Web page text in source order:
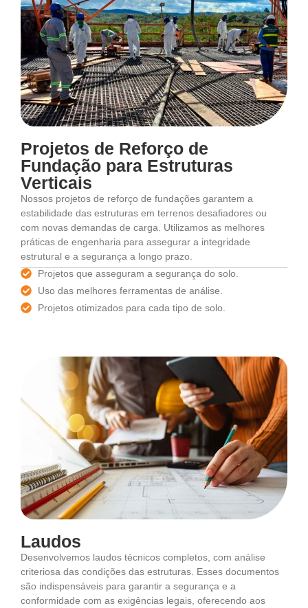
Projetos de Reforço de
Fundação para Estruturas
Verticais
Nossos projetos de reforço de fundações garantem a
estabilidade das estruturas em terrenos desafiadores ou
com novas demandas de carga. Utilizamos as melhores
práticas de engenharia para assegurar a integridade
estrutural e a segurança a longo prazo.
Projetos que asseguram a segurança do solo.
Uso das melhores ferramentas de análise.
Projetos otimizados para cada tipo de solo.
Laudos
Desenvolvemos laudos técnicos completos, com análise
criteriosa das condições das estruturas. Esses documentos
são indispensáveis para garantir a segurança e a
conformidade com as exigências legais, oferecendo aos